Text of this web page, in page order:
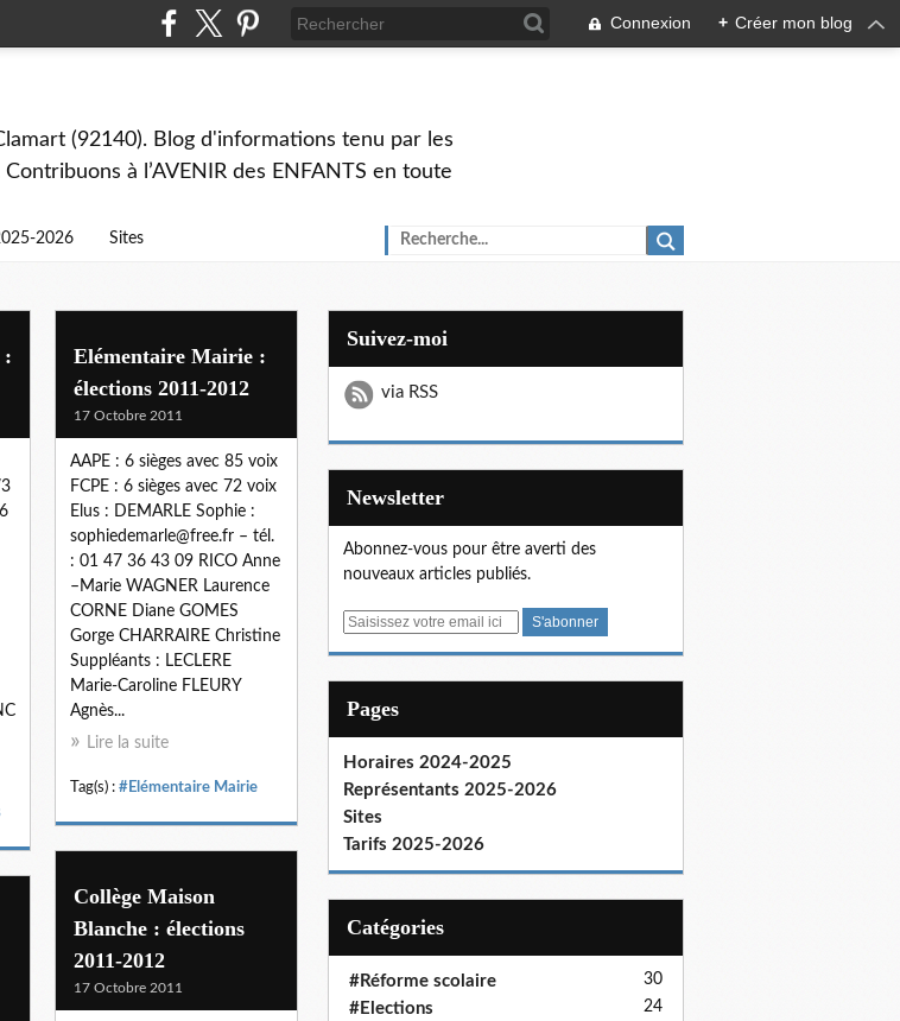
Connexion + Créer mon blog
(92140). Blog d'informations tenu par les
à l’AVENIR des ENFANTS en toute
2026 Sites
:
Elémentaire Mairie :
élections 2011-2012
17 Octobre 2011
AAPE : 6 sièges avec 85 voix
FCPE : 6 sièges avec 72 voix
Elus : DEMARLE Sophie :
sophiedemarle@free.fr – tél.
: 01 47 36 43 09 RICO Anne
–Marie WAGNER Laurence
CORNE Diane GOMES
Gorge CHARRAIRE Christine
Suppléants : LECLERE
Marie-Caroline FLEURY
Agnès...
Lire la suite
Tag(s) : #Elémentaire Mairie
Collège Maison
Blanche : élections
2011-2012
17 Octobre 2011
Suivez-moi
via RSS
Newsletter
Abonnez-vous pour être averti des
nouveaux articles publiés.
E
Pages
Horaires 2024-2025
Représentants 2025-2026
Sites
Tarifs 2025-2026
Catégories
#Réforme scolaire 30
#Elections 24